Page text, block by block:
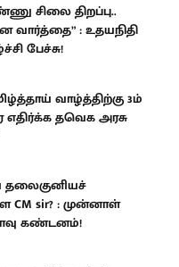
சிலை திறப்பு..
: உதயநிதி
பேச்சு!
வாழ்த்திற்கு 3ம்
தவெக அரசு
தலைகுனியச்
CM sir? : முன்னாள்
கண்டனம்!